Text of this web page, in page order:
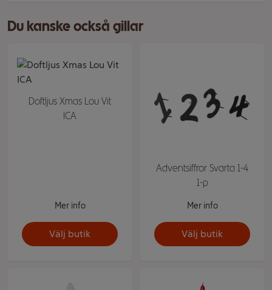
Du kanske också gillar
Doftljus Xmas Lou Vit
ICA
Mer info
Välj butik
Adventsiffror Svarta 1-4
1-p
Mer info
Välj butik